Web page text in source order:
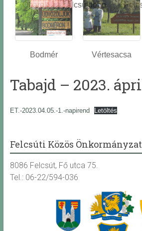
Óbarok
Alcsútdobo
z
Bodmér Vértesacsa
Tabajd – 2023.
ET.-2023.04.05.-1.-napirend Letöltés
Felcsúti Közös
8086 Felcsút, Fő utca 75.
Tel.: 06-22/594-036